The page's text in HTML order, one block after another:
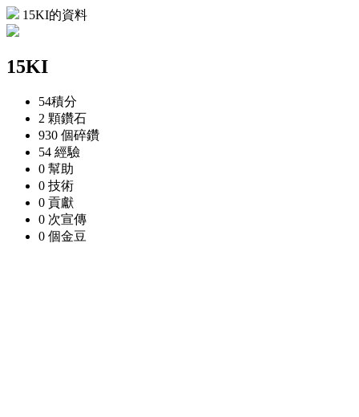
15KI的資料
15KI
54積分
2 顆鑽石
930 個碎鑽
54 經驗
0 幫助
0 技術
0 貢獻
0 次宣傳
0 個金豆